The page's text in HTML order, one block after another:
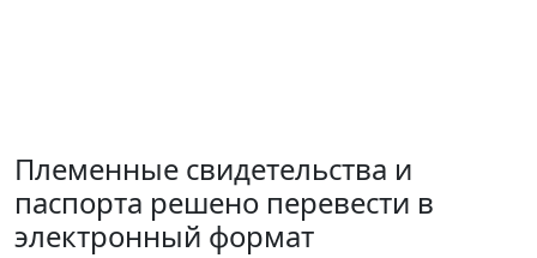
Племенные свидетельства и
паспорта решено перевести в
электронный формат